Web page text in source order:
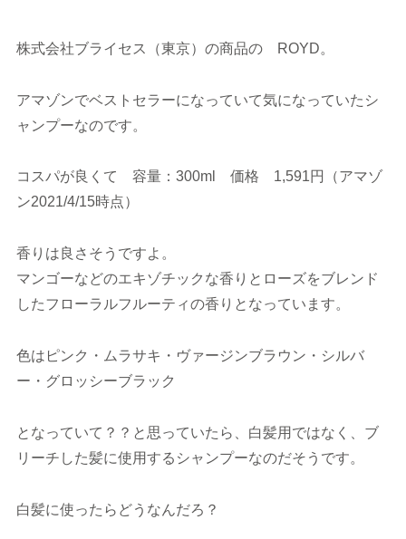
株式会社ブライセス（東京）の商品の ROYD。
アマゾンでベストセラーになっていて気になっていたシ
ャンプーなのです。
コスパが良くて 容量：300ml 価格 1,591円（アマゾ
ン2021/4/15時点）
香りは良さそうですよ。
マンゴーなどのエキゾチックな香りとローズをブレンド
したフローラルフルーティの香りとなっています。
色はピンク・ムラサキ・ヴァージンブラウン・シルバ
ー・グロッシーブラック
となっていて？？と思っていたら、白髪用ではなく、ブ
リーチした髪に使用するシャンプーなのだそうです。
白髪に使ったらどうなんだろ？